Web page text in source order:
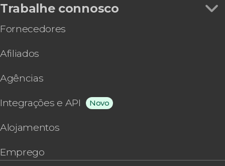
Trabalhe connosco
Fornecedores
Afiliados
Agências
Integrações e API Novo
Alojamentos
Emprego